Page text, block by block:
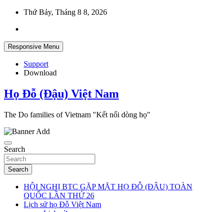
Skip
content
Thứ Bảy, Tháng 8 8, 2026
Responsive Menu
Support
Download
Họ Đỗ (Đậu) Việt Nam
The Do families of Vietnam "Kết nối dòng họ"
Search
Search
HỘI NGHỊ BTC GẶP MẶT HỌ ĐỖ (ĐẬU) TOÀN
QUỐC LẦN THỨ 26
Lịch sử họ Đỗ Việt Nam